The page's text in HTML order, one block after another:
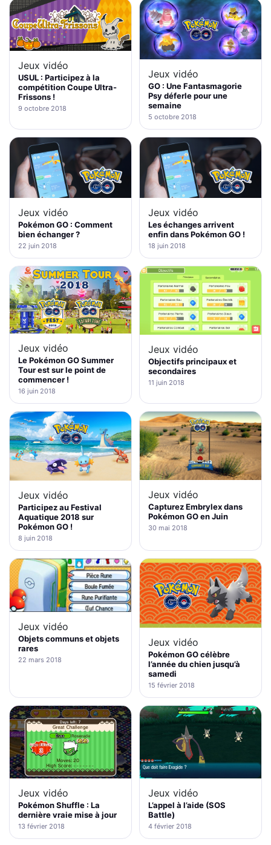
Jeux vidéo
USUL : Participez à la
compétition Coupe Ultra-
Frissons !
9 octobre 2018
Jeux vidéo
GO : Une Fantasmagorie
Psy déferle pour une
semaine
5 octobre 2018
Jeux vidéo
Pokémon GO : Comment
bien échanger ?
22 juin 2018
Jeux vidéo
Les échanges arrivent
enfin dans Pokémon GO !
18 juin 2018
Jeux vidéo
Le Pokémon GO Summer
Tour est sur le point de
commencer !
16 juin 2018
Jeux vidéo
Objectifs principaux et
secondaires
11 juin 2018
Jeux vidéo
Participez au Festival
Aquatique 2018 sur
Pokémon GO !
8 juin 2018
Jeux vidéo
Capturez Embrylex dans
Pokémon GO en Juin
30 mai 2018
Jeux vidéo
Objets communs et objets
rares
22 mars 2018
Jeux vidéo
Pokémon GO célèbre
l’année du chien jusqu’à
samedi
15 février 2018
Jeux vidéo
Pokémon Shuffle : La
dernière vraie mise à jour
13 février 2018
Jeux vidéo
L’appel à l’aide (SOS
Battle)
4 février 2018